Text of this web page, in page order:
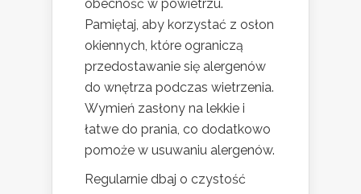
obecność w powietrzu.
Pamiętaj, aby korzystać z osłon
okiennych, które ograniczą
przedostawanie się alergenów
do wnętrza podczas wietrzenia.
Wymień zasłony na lekkie i
łatwe do prania, co dodatkowo
pomoże w usuwaniu alergenów.
Regularnie dbaj o czystość